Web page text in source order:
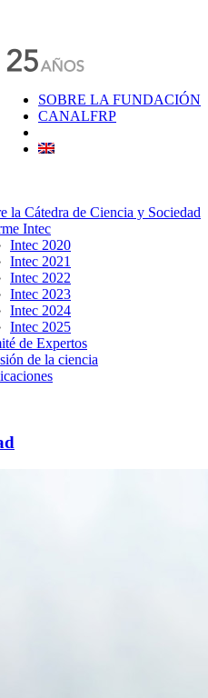
SOBRE LA FUNDACIÓN
CANALFRP
la Cátedra de Ciencia y Sociedad
Intec
Intec 2020
Intec 2021
Intec 2022
Intec 2023
Intec 2024
Intec 2025
de Expertos
de la ciencia